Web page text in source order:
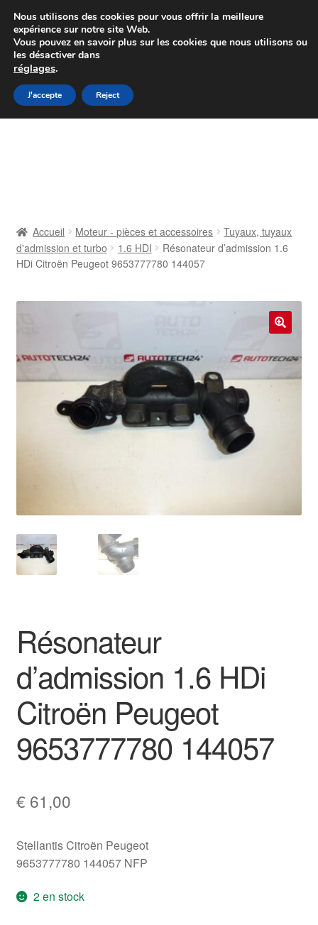
Colissimo livraison à partir de 7 EUR
Du lundi au vendredi de 9 h à 16 h
Aller
à
Aller
au
Contact
Mon compte
Paiements
Politique de confidentialité
Procédure de Réclamation
Accueil Moteur - pièces et accessoires
Tuyaux, tuyaux
d'admission et turbo
1.6 HDI
Résonateur d’admission 1.6
HDi Citroën Peugeot 9653777780 144057
Résonateur
d’admission 1.6 HDi
Citroën Peugeot
9653777780 144057
€ 61,00
Stellantis Citroën Peugeot
9653777780 144057 NFP
2 en stock
Nous utilisons des cookies pour vous offrir la meilleure
expérience sur notre site Web.
Vous pouvez en savoir plus sur les cookies que nous utilisons ou
les désactiver dans
réglages.
J'accepte Reject